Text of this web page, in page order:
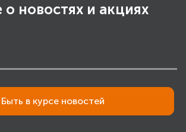
о новостях и акциях
Быть в курсе новостей